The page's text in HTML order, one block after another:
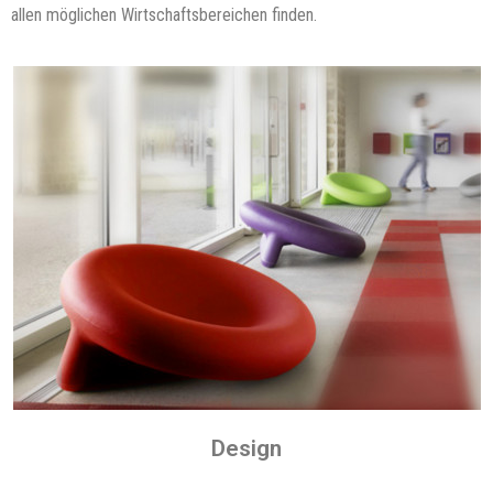
allen möglichen Wirtschaftsbereichen finden.
Design